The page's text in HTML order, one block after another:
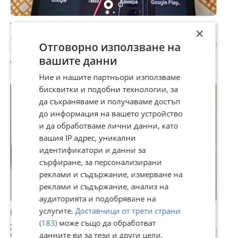
Телефон Lenovo за части
10 €
19,56 лв
с. Червенаково, Сливен, 22 юли
Блуза нова
3 €
×
Отговорно използване на
вашите данни
Ние и нашите партньори използваме
бисквитки и подобни технологии, за
да съхраняваме и получаваме достъп
до информация на вашето устройство
и да обработваме лични данни, като
вашия IP адрес, уникални
идентификатори и данни за
сърфиране, за персонализирани
реклами и съдържание, измерване на
реклами и съдържание, анализ на
аудиторията и подобряване на
услугите.Доставчици от трети страни
(183)може също да обработват
данните ви за тези и други цели,